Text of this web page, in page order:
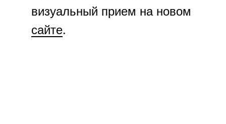
визуальный прием на новом
сайте.